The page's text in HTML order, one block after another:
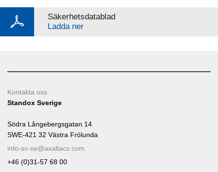
Säkerhetsdatablad
Ladda ner
Kontakta oss
Standox Sverige
Södra Långebergsgatan 14
SWE-421 32 Västra Frölunda
info-sx-se@axaltacs.com
+46 (0)31-57 68 00